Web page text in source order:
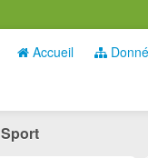
Accueil
Sport